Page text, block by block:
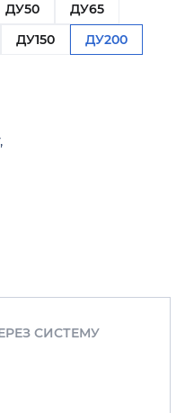
ДУ50
ДУ65
ДУ150
ДУ200
СИСТЕМУ